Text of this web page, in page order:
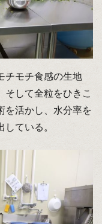
チモチ食感の生地
そして全粒をひきこ
を活かし、水分率を
ている。